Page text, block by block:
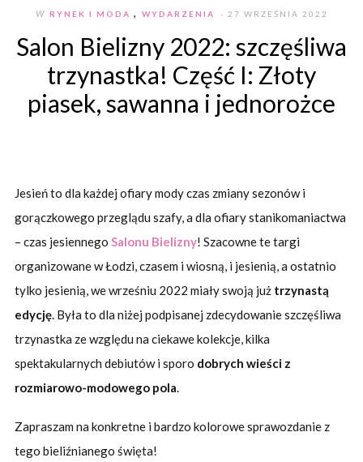
W RYNEK I MODA , WYDARZENIA - 27 WRZEŚNIA 2022
Salon Bielizny 2022: szczęśliwa
trzynastka! Część I: Złoty
piasek, sawanna i jednorożce
Jesień to dla każdej ofiary mody czas zmiany sezonów i
gorączkowego przeglądu szafy, a dla ofiary stanikomaniactwa
– czas jesiennego Salonu Bielizny! Szacowne te targi
organizowane w Łodzi, czasem i wiosną, i jesienią, a ostatnio
tylko jesienią, we wrześniu 2022 miały swoją już trzynastą
edycję. Była to dla niżej podpisanej zdecydowanie szczęśliwa
trzynastka ze względu na ciekawe kolekcje, kilka
spektakularnych debiutów i sporo dobrych wieści z
rozmiarowo-modowego pola.
Zapraszam na konkretne i bardzo kolorowe sprawozdanie z
tego bieliźnianego święta!